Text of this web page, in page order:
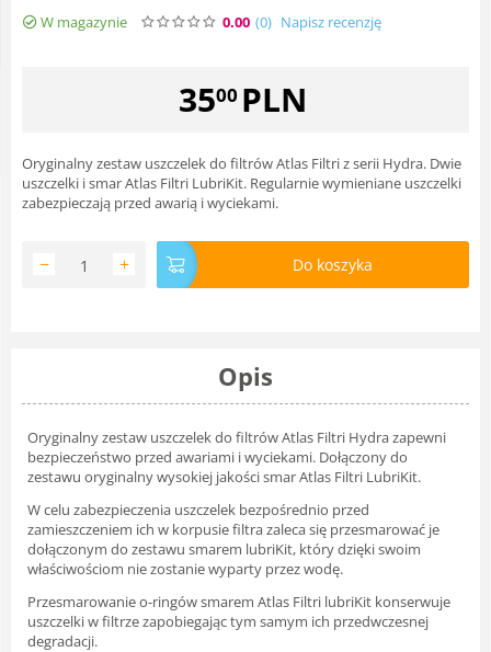
W magazynie 0.00 (0) Napisz recenzję
3500 PLN
Oryginalny zestaw uszczelek do filtrów Atlas Filtri z serii Hydra. Dwie
uszczelki i smar Atlas Filtri LubriKit. Regularnie wymieniane uszczelki
zabezpieczają przed awarią i wyciekami.
+
− Do koszyka
Opis
Oryginalny zestaw uszczelek do filtrów Atlas Filtri Hydra zapewni
bezpieczeństwo przed awariami i wyciekami. Dołączony do
zestawu oryginalny wysokiej jakości smar Atlas Filtri LubriKit.
W celu zabezpieczenia uszczelek bezpośrednio przed
zamieszczeniem ich w korpusie filtra zaleca się przesmarować je
dołączonym do zestawu smarem lubriKit, który dzięki swoim
właściwościom nie zostanie wyparty przez wodę.
Przesmarowanie o-ringów smarem Atlas Filtri lubriKit konserwuje
uszczelki w filtrze zapobiegając tym samym ich przedwczesnej
degradacji.